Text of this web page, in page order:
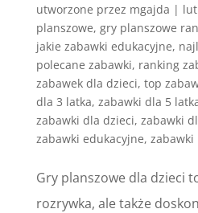
utworzone przez mgajda |
planszowe, gry planszowe
jakie zabawki edukacyjne,
polecane zabawki, ranking
zabawek dla dzieci, top
dla 3 latka, zabawki dla 5
zabawki dla dzieci, zabawki
zabawki edukacyjne,
Gry planszowe dla dzieci
rozrywka, ale także